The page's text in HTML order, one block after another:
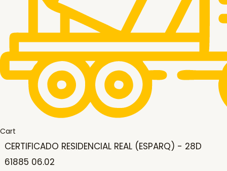
Cart
CERTIFICADO RESIDENCIAL REAL (ESPARQ) - 28D
61885 06.02